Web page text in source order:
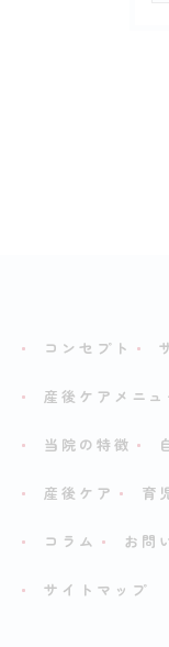
コンセプト
産後ケアメニュ
当院の特徴
産後ケア 育
コラム お問
サイトマップ